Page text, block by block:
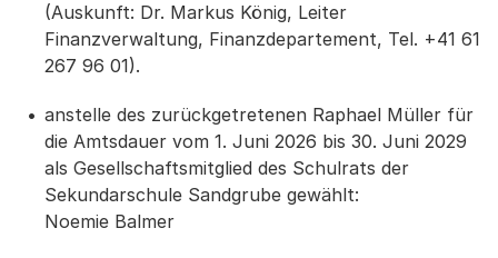
(Auskunft: Dr. Markus König, Leiter
Finanzverwaltung, Finanzdepartement, Tel. +41 61
267 96 01).
anstelle des zurückgetretenen Raphael Müller für
die Amtsdauer vom 1. Juni 2026 bis 30. Juni 2029
als Gesellschaftsmitglied des Schulrats der
Sekundarschule Sandgrube gewählt:
Noemie Balmer